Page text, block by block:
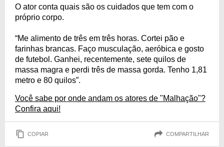
O ator conta quais são os cuidados que tem com o
próprio corpo.
“Me alimento de três em três horas. Cortei pão e
farinhas brancas. Faço musculação, aeróbica e gosto
de futebol. Ganhei, recentemente, sete quilos de
massa magra e perdi três de massa gorda. Tenho 1,81
metro e 80 quilos”.
Você sabe por onde andam os atores de "Malhação"?
Confira aqui!
COPIAR COMPARTILHAR